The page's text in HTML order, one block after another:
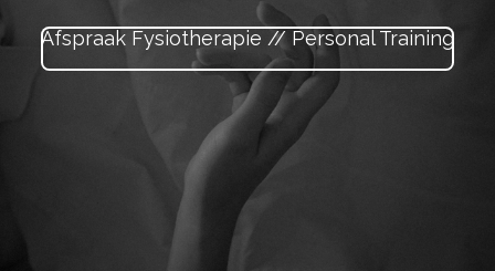
Afspraak Fysiotherapie // Personal Training